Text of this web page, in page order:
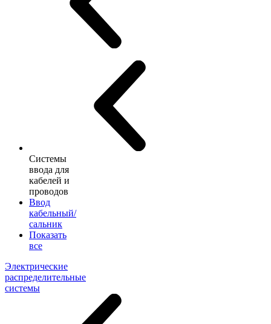
Системы
ввода для
кабелей и
проводов
Ввод
кабельный/
сальник
Показать
все
Электрические
распределительные
системы